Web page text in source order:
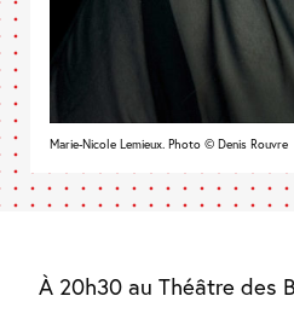
Marie-Nicole Lemieux. Photo © Denis Rouvre
À 20h30 au Théâtre des